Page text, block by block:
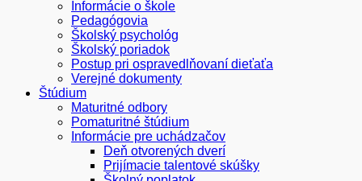
Informácie o škole
Pedagógovia
Školský psychológ
Školský poriadok
Postup pri ospravedlňovaní dieťaťa
Verejné dokumenty
Štúdium
Maturitné odbory
Pomaturitné štúdium
Informácie pre uchádzačov
Deň otvorených dverí
Prijímacie talentové skúšky